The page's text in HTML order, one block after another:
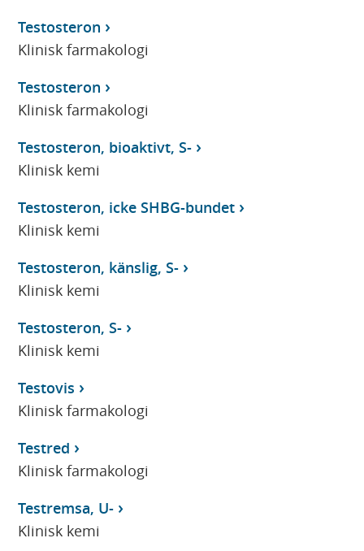
Testosteron
Klinisk farmakologi
Testosteron
Klinisk farmakologi
Testosteron, bioaktivt, S-
Klinisk kemi
Testosteron, icke SHBG-bundet
Klinisk kemi
Testosteron, känslig, S-
Klinisk kemi
Testosteron, S-
Klinisk kemi
Testovis
Klinisk farmakologi
Testred
Klinisk farmakologi
Testremsa, U-
Klinisk kemi